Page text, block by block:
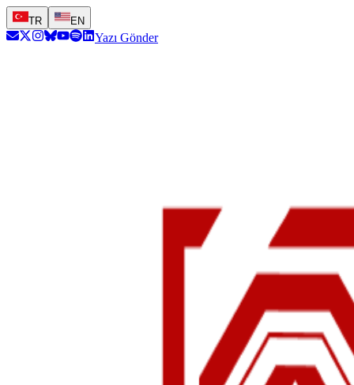
TR EN
Yazı Gönder